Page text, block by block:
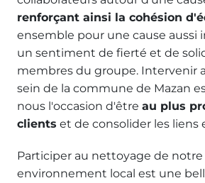
renforçant ainsi la cohésion
ensemble pour une cause aussi
un sentiment de fierté et de
membres du groupe. Intervenir
sein de la commune de Mazan
nous l'occasion d'être au plus
clients et de consolider les liens
Participer au nettoyage de notre
environnement local est une